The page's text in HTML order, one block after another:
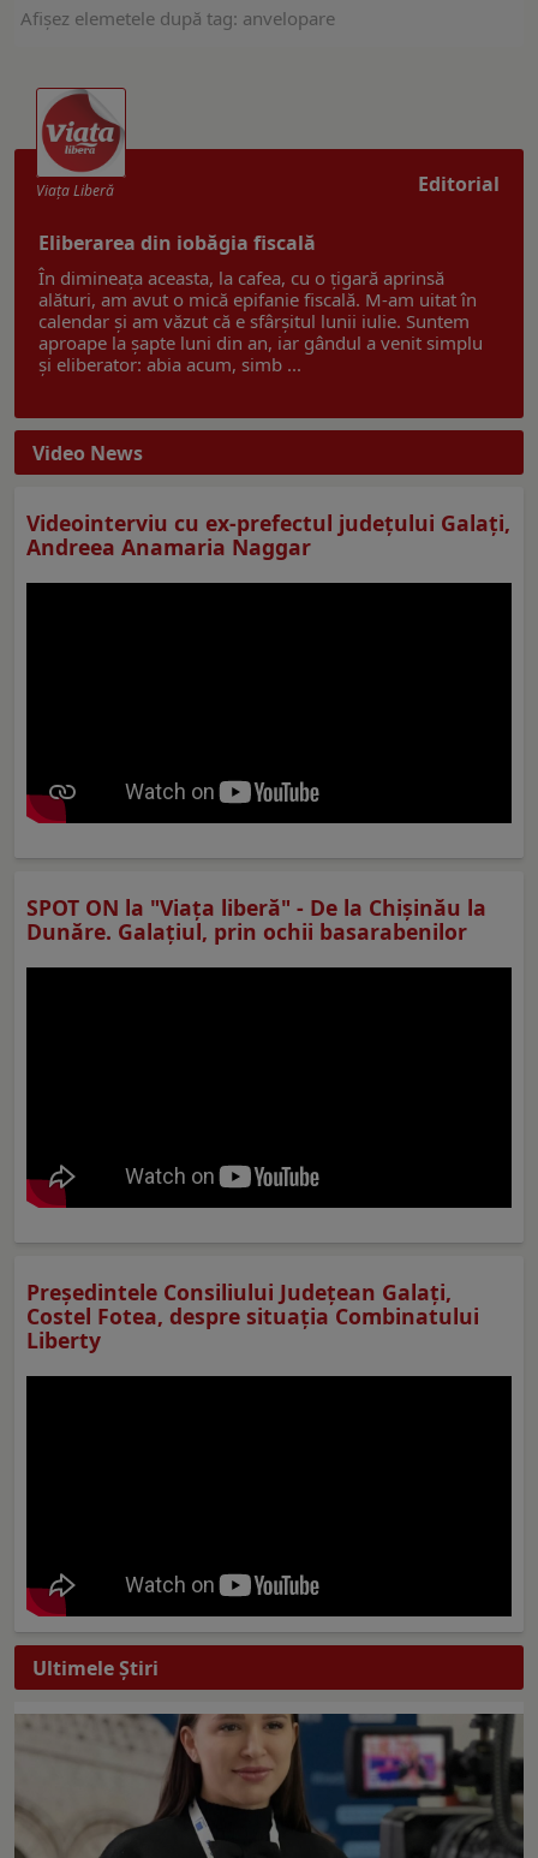
Afişez elemetele după tag: anvelopare
Editorial
Viaţa Liberă
Eliberarea din iobăgia fiscală
În dimineața aceasta, la cafea, cu o țigară aprinsă
alături, am avut o mică epifanie fiscală. M-am uitat în
calendar și am văzut că e sfârșitul lunii iulie. Suntem
aproape la șapte luni din an, iar gândul a venit simplu
și eliberator: abia acum, simb ...
Video News
Videointerviu cu ex-prefectul judeţului Galaţi,
Andreea Anamaria Naggar
SPOT ON la "Viaţa liberă" - De la Chișinău la
Dunăre. Galațiul, prin ochii basarabenilor
Preşedintele Consiliului Judeţean Galaţi,
Costel Fotea, despre situaţia Combinatului
Liberty
Ultimele Ştiri